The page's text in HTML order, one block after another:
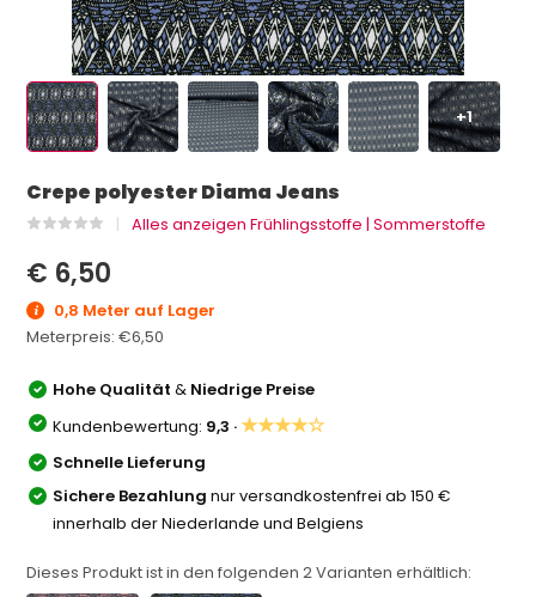
+1
Crepe polyester Diama Jeans
Alles anzeigen Frühlingsstoffe | Sommerstoffe
€ 6,50
0,8 Meter auf Lager
Meterpreis:€6,50
Hohe Qualität& Niedrige Preise
Kundenbewertung: 9,3 ·★★★★☆
Schnelle Lieferung
Sichere Bezahlung nur versandkostenfrei ab 150 €
innerhalb der Niederlande und Belgiens
Dieses Produkt ist in den folgenden2Varianten erhältlich: